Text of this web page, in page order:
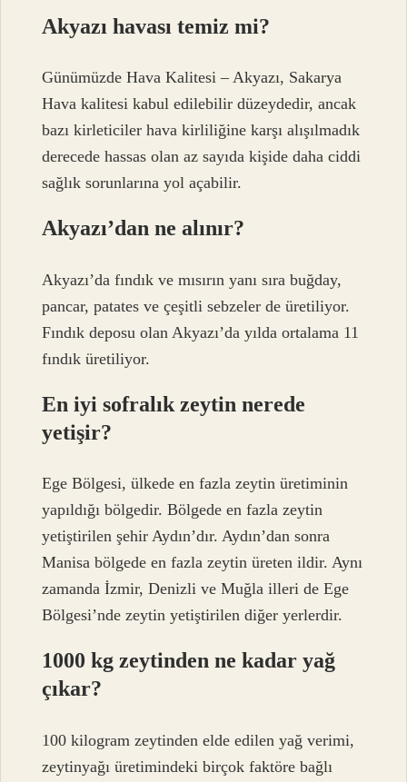
Akyazı havası temiz mi?
Günümüzde Hava Kalitesi – Akyazı, Sakarya
Hava kalitesi kabul edilebilir düzeydedir, ancak
bazı kirleticiler hava kirliliğine karşı alışılmadık
derecede hassas olan az sayıda kişide daha ciddi
sağlık sorunlarına yol açabilir.
Akyazı’dan ne alınır?
Akyazı’da fındık ve mısırın yanı sıra buğday,
pancar, patates ve çeşitli sebzeler de üretiliyor.
Fındık deposu olan Akyazı’da yılda ortalama 11
fındık üretiliyor.
En iyi sofralık zeytin nerede
yetişir?
Ege Bölgesi, ülkede en fazla zeytin üretiminin
yapıldığı bölgedir. Bölgede en fazla zeytin
yetiştirilen şehir Aydın’dır. Aydın’dan sonra
Manisa bölgede en fazla zeytin üreten ildir. Aynı
zamanda İzmir, Denizli ve Muğla illeri de Ege
Bölgesi’nde zeytin yetiştirilen diğer yerlerdir.
1000 kg zeytinden ne kadar yağ
çıkar?
100 kilogram zeytinden elde edilen yağ verimi,
zeytinyağı üretimindeki birçok faktöre bağlı